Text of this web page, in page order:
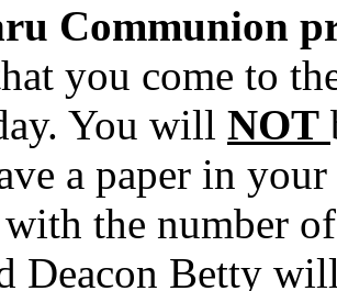
Communion
you come to
You will NOT
a paper in
with the number
Deacon Betty